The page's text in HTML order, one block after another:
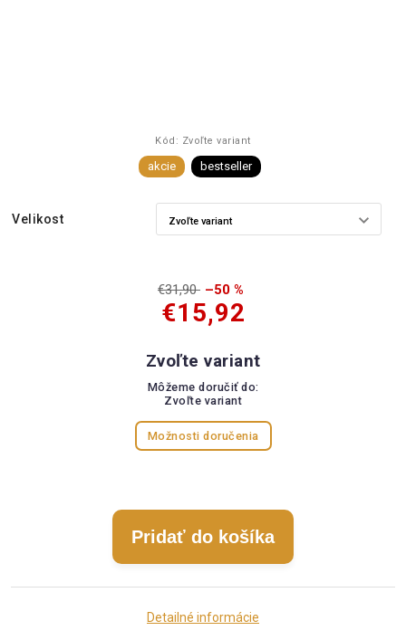
Kód: Zvoľte variant
akcie bestseller
Velikost
€31,90 –50 %
€15,92
Zvoľte variant
Môžeme doručiť do:
Zvoľte variant
Možnosti doručenia
Pridať do košíka
Detailné informácie